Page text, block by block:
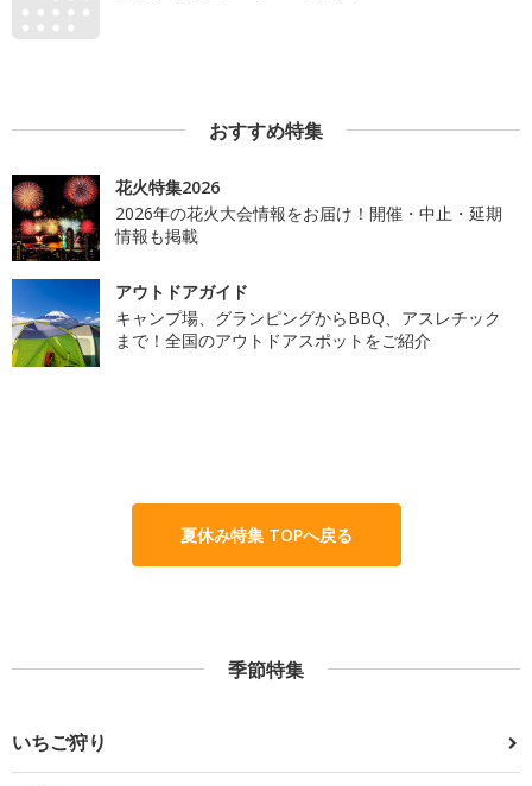
おすすめ特集
花火特集2026
2026年の花火大会情報をお届け！開催・中止・延期
情報も掲載
アウトドアガイド
キャンプ場、グランピングからBBQ、アスレチック
まで！全国のアウトドアスポットをご紹介
夏休み特集 TOPへ戻る
季節特集
いちご狩り